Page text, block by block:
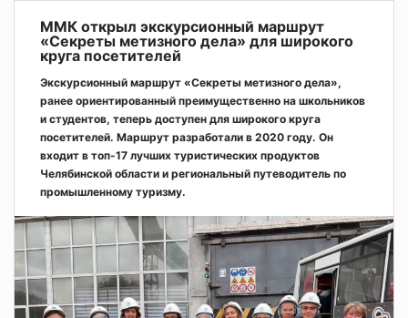
ММК открыл экскурсионный маршрут
«Секреты метизного дела» для широкого
круга посетителей
Экскурсионный маршрут «Секреты метизного дела»,
ранее ориентированный преимущественно на школьников
и студентов, теперь доступен для широкого круга
посетителей. Маршрут разработали в 2020 году. Он
входит в топ-17 лучших туристических продуктов
Челябинской области и региональный путеводитель по
промышленному туризму.